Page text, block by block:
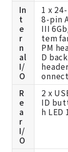
In
t
e
r
n
al
I/
O
1 x
8-pin
III
tem
PM
D
R
e
a
r
I/
O
2 x
ID
h LED